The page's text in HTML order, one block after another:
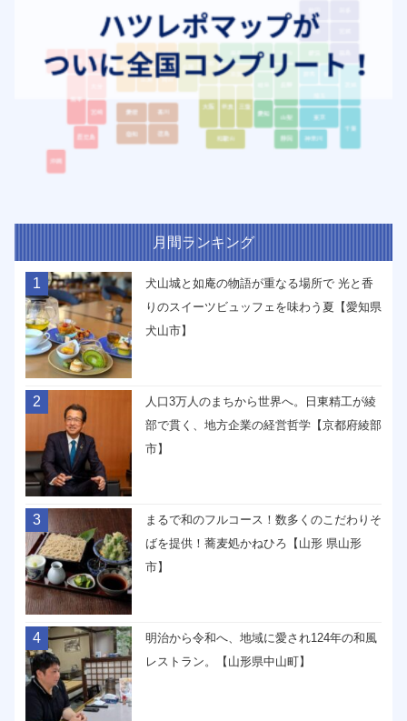
月間ランキング
1
犬山城と如庵の物語が重なる場所で 光と香
りのスイーツビュッフェを味わう夏【愛知県
犬山市】
2
人口3万人のまちから世界へ。日東精工が綾
部で貫く、地方企業の経営哲学【京都府綾部
市】
3
まるで和のフルコース！数多くのこだわりそ
ばを提供！蕎麦処かねひろ【山形 県山形
市】
4
明治から令和へ、地域に愛され124年の和風
レストラン。【山形県中山町】